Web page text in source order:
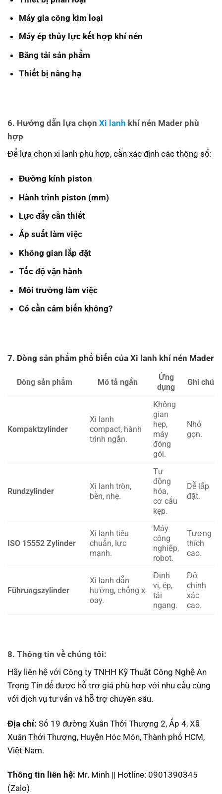
Máy gia công kim loại
Máy ép thủy lực kết hợp khí nén
Băng tải sản phẩm
Thiết bị nâng hạ
6. Hướng dẫn lựa chọn Xi lanh khí nén Mader phù
hợp
Để lựa chọn xi lanh phù hợp, cần xác định các thông số:
Đường kính piston
Hành trình piston (mm)
Lực đẩy cần thiết
Áp suất làm việc
Không gian lắp đặt
Tốc độ vận hành
Môi trường làm việc
Có cần cảm biến không?
7. Dòng sản phẩm phổ biến của Xi lanh khí nén Mader
Dòng sản phẩm Mô tả ngắn
Ứng
dụng
Ghi chú
Kompaktzylinder
Xi lanh
compact, hành
trình ngắn.
Không
gian
hẹp,
máy
đóng
gói.
Nhỏ
gọn.
Rundzylinder
Xi lanh tròn,
bền, nhẹ.
Tự
động
hóa,
cơ cấu
kẹp.
Dễ lắp
đặt.
ISO 15552 Zylinder
Xi lanh tiêu
chuẩn, lực
mạnh.
Máy
công
nghiệp,
robot.
Tương
thích
cao.
Führungszylinder
Xi lanh dẫn
hướng, chống x
oay.
Định
vị, ép,
tải
ngang.
Độ
chính
xác
cao.
8. Thông tin về chúng tôi:
Hãy liên hệ với Công ty TNHH Kỹ Thuật Công Nghệ An
Trọng Tín để được hỗ trợ giá phù hợp với nhu cầu cùng
với dịch vụ tư vấn và hỗ trợ chuyên sâu.
Địa chỉ: Số 19 đường Xuân Thới Thượng 2, Ấp 4, Xã
Xuân Thới Thượng, Huyện Hóc Môn, Thành phố HCM,
Việt Nam.
Thông tin liên hệ: Mr. Minh || Hotline: 0901390345
(Zalo)